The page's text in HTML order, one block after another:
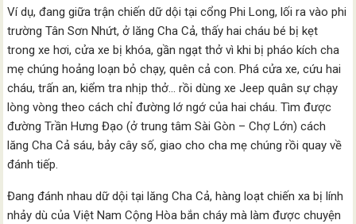
Ví dụ, đang giữa trận chiến dữ dội tại cổng Phi Long, lối ra vào phi
trường Tân Sơn Nhứt, ở lăng Cha Cả, thấy hai cháu bé bị kẹt
trong xe hơi, cửa xe bị khóa, gần ngạt thở vì khi bị pháo kích cha
mẹ chúng hoảng loạn bỏ chạy, quên cả con. Phá cửa xe, cứu hai
cháu, trấn an, kiểm tra nhịp thở… rồi dùng xe Jeep quân sự chạy
lòng vòng theo cách chỉ đường lớ ngớ của hai cháu. Tìm được
đường Trần Hưng Đạo (ở trung tâm Sài Gòn – Chợ Lớn) cách
lăng Cha Cả sáu, bảy cây số, giao cho cha mẹ chúng rồi quay về
đánh tiếp.
Đang đánh nhau dữ dội tại lăng Cha Cả, hàng loạt chiến xa bị lính
nhảy dù của Việt Nam Cộng Hòa bắn cháy mà làm được chuyện